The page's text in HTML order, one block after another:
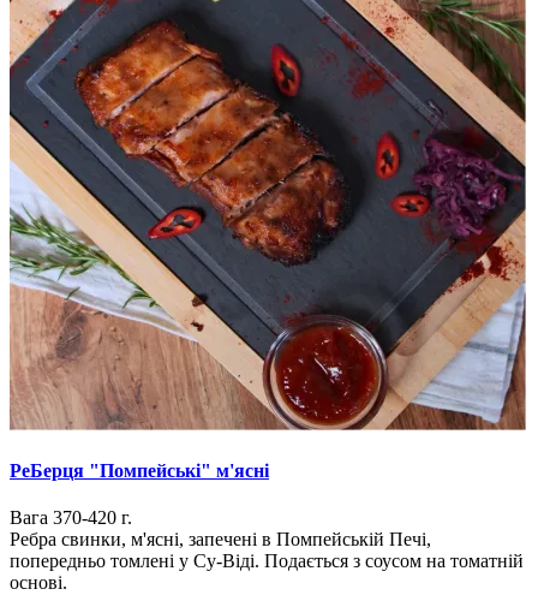
РеБерця "Помпейські" м'ясні
Вага 370-420 г.
Ребра свинки, м'ясні, запечені в Помпейській Печі,
попередньо томлені у Су-Віді. Подається з соусом на томатній
основі.